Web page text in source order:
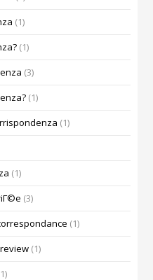
(1)
(1)
(3)
(1)
(1)
(1)
(3)
(1)
(1)